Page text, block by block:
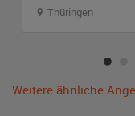
Thüringen
Weitere ähnliche